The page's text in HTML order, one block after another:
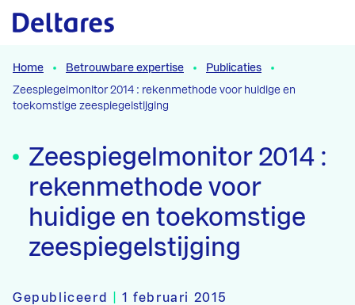
Naar hoofdcontent
Home Betrouwbare expertise
Publicaties
Zeespiegelmonitor 2014 : rekenmethode voor huidige en
toekomstige zeespiegelstijging
Zeespiegelmonitor 2014 :
rekenmethode voor
huidige en toekomstige
zeespiegelstijging
Gepubliceerd |1 februari 2015